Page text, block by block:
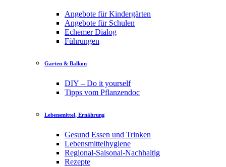
Angebote für Kindergärten
Angebote für Schulen
Echemer Dialog
Führungen
Garten & Balkon
DIY – Do it yourself
Tipps vom Pflanzendoc
Lebensmittel, Ernährung
Gesund Essen und Trinken
Lebensmittelhygiene
Regional-Saisonal-Nachhaltig
Rezepte